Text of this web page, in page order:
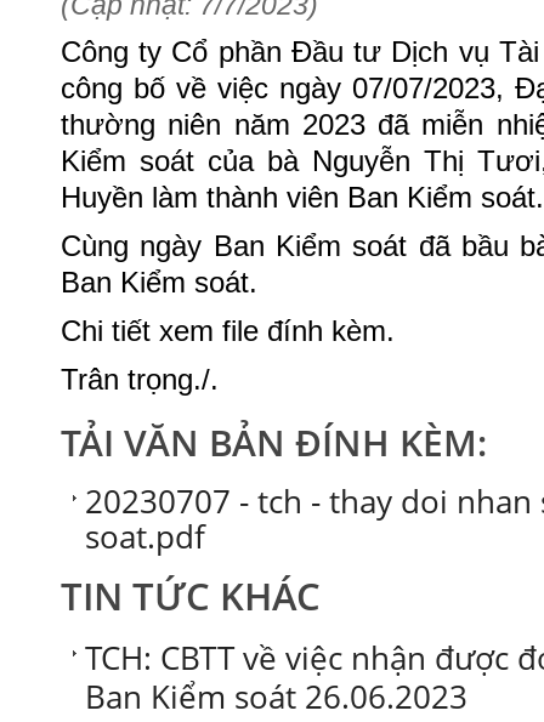
Công ty Cổ phần Đầu tư Dịch vụ
công bố về việc ngày 07/07/2023,
thường niên năm 2023 đã miễn
Kiểm soát của bà Nguyễn Thị
Huyền làm thành viên Ban Kiểm soát.
Cùng ngày Ban Kiểm soát đã bầu
Ban Kiểm soát.
Chi tiết xem file đính kèm.
Trân trọng./.
TẢI VĂN BẢN ĐÍNH KÈM:
20230707 - tch - thay doi
soat.pdf
TIN TỨC KHÁC
TCH: CBTT về việc nhận được
Ban Kiểm soát 26.06.2023